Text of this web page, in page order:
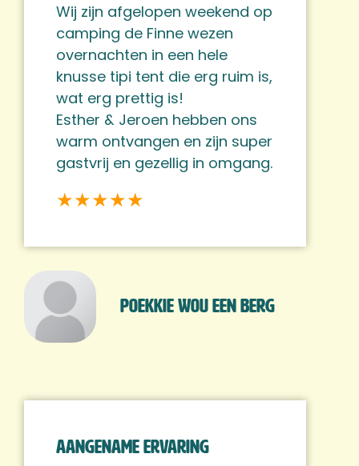
Wij zijn afgelopen weekend op
camping de Finne wezen
overnachten in een hele
knusse tipi tent die erg ruim is,
wat erg prettig is!
Esther & Jeroen hebben ons
warm ontvangen en zijn super
gastvrij en gezellig in omgang.
★★★★★
Poekkie Wou Een Berg
Aangename ervaring